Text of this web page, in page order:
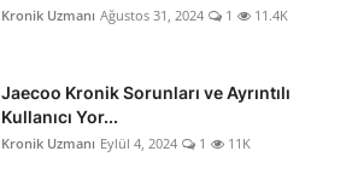
Kronik Uzmanı Ağustos 31, 2024 1 11.4K
Jaecoo Kronik Sorunları ve Ayrıntılı
Kullanıcı Yor...
Kronik Uzmanı Eylül 4, 2024 1 11K